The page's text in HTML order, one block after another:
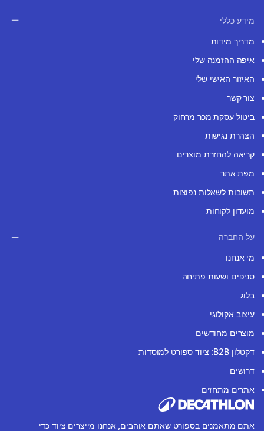
מידע כללי
מדריך מידות
איפה ההזמנה שלי
האיזור האישי שלי
צור קשר
ביטול עסקת מכר מרחוק
הצהרת נגישות
קריאה להחזרת מוצרים
מפת אתר
תשובות לשאלות נפוצות
מועדון לקוחות
על החברה
מי אנחנו
סניפים ושעות פתיחה
בלוג
עיצוב אקולוגי
מוצרים מחודשים
דקטלון B2B: ציוד ספורט למוסדות
דרושים
אתרים מתחזים
אתם מתאמנים בספורט שאתם אוהבים, אנחנו מייצרים ציוד כדי